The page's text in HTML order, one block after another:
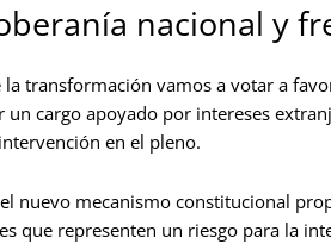
nacional y
la transformación vamos a votar a
cargo apoyado por intereses
en el pleno.
nuevo mecanismo constitucional
que representen un riesgo para la